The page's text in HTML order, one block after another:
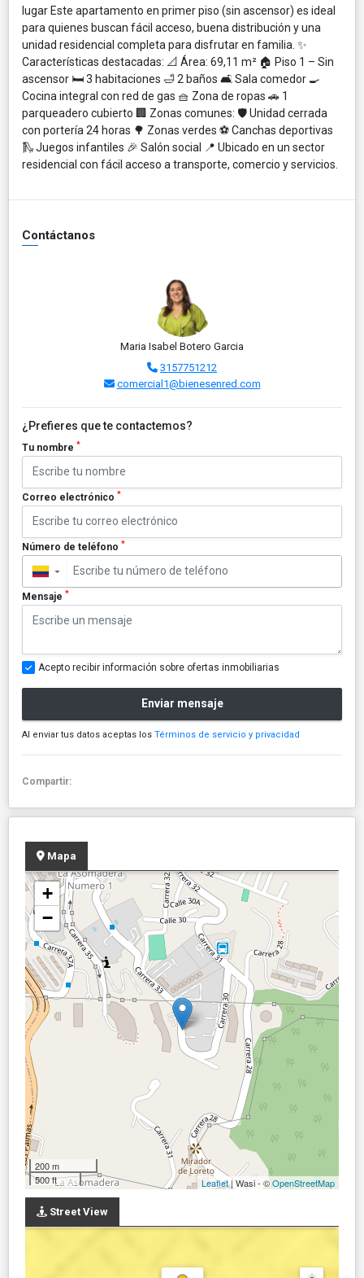
lugar Este apartamento en primer piso (sin ascensor) es ideal
para quienes buscan fácil acceso, buena distribución y una
unidad residencial completa para disfrutar en familia. ✨
Características destacadas: 📐 Área: 69,11 m² 🏠 Piso 1 – Sin
ascensor 🛏️ 3 habitaciones 🛁 2 baños 🛋️ Sala comedor 🍳
Cocina integral con red de gas 🧺 Zona de ropas 🚗 1
parqueadero cubierto 🏢 Zonas comunes: 🛡️ Unidad cerrada
con portería 24 horas 🌳 Zonas verdes ⚽ Canchas deportivas
🛝 Juegos infantiles 🎉 Salón social 📍 Ubicado en un sector
residencial con fácil acceso a transporte, comercio y servicios.
Contáctanos
Maria Isabel Botero Garcia
3157751212
comercial1@bienesenred.com
¿Prefieres que te contactemos?
Tu nombre *
Correo electrónico *
Número de teléfono *
▼
Mensaje *
Acepto recibir información sobre ofertas inmobiliarias
Enviar mensaje
Al enviar tus datos aceptas los Términos de servicio y privacidad
Compartir:
Mapa
+
−
200 m
500 ft
Leaflet| Wasi - ©OpenStreetMap
Street View